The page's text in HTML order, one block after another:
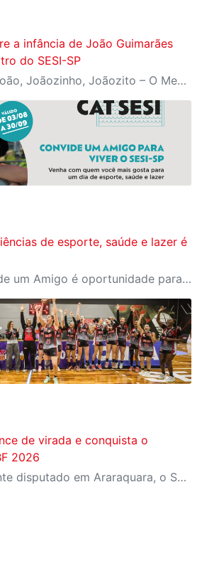
a infância de João Guimarães
do SESI-SP
Inspirado no livro ‘João, Joãozinho, Joãozito – O Menino Encantado’, de Claudio Fragata, com direção e dramaturgia de Márcio Araújo, espetáculo acompanha os primeiros anos de vida do escritor mineiro e transforma sua infância em uma celebração da imaginação, da leitura e da cultura popular brasileira
de esporte, saúde e lazer é
A campanha Convide um Amigo é oportunidade para reunir amigos para aproveitar juntos toda estrutura da unidade SESI-SP mais próxima. Os benefícios para clientes e convidados estão no regulamento
de virada e conquista o
2026
Em jogo emocionante disputado em Araraquara, o SESI Araraquara Basquete superou um déficit de quase 20 pontos, contou com o apoio massivo da torcida e derrotou o Cerrado BRB por 77 a 71, conquistando o terceiro lugar da LBF Loterias Caixa 2026